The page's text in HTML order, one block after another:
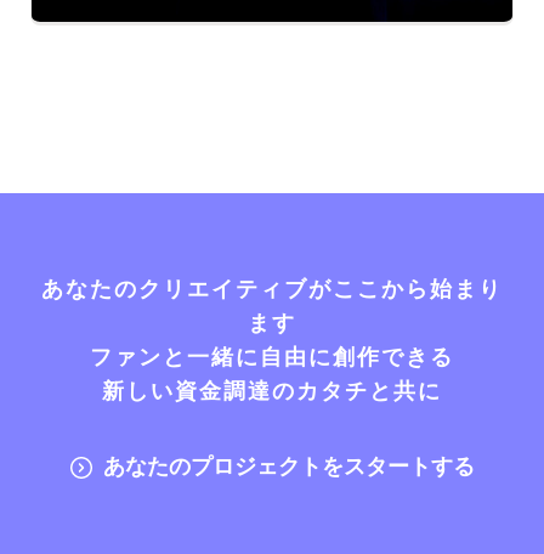
あなたのクリエイティブがここから始まり
ます
ファンと一緒に自由に創作できる
新しい資金調達のカタチと共に
あなたのプロジェクトをスタートする